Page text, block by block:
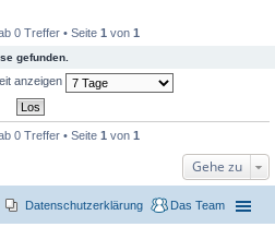
0 Treffer • Seite 1 von 1
gefunden.
anzeigen
0 Treffer • Seite 1 von 1
Gehe zu
Das Team
Datenschutzerklärung